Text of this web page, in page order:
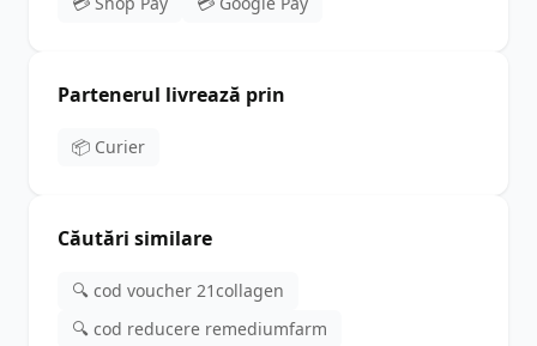
Partenerul livrează prin
📦 Curier
Căutări similare
🔍 cod voucher 21collagen
🔍 cod reducere remediumfarm